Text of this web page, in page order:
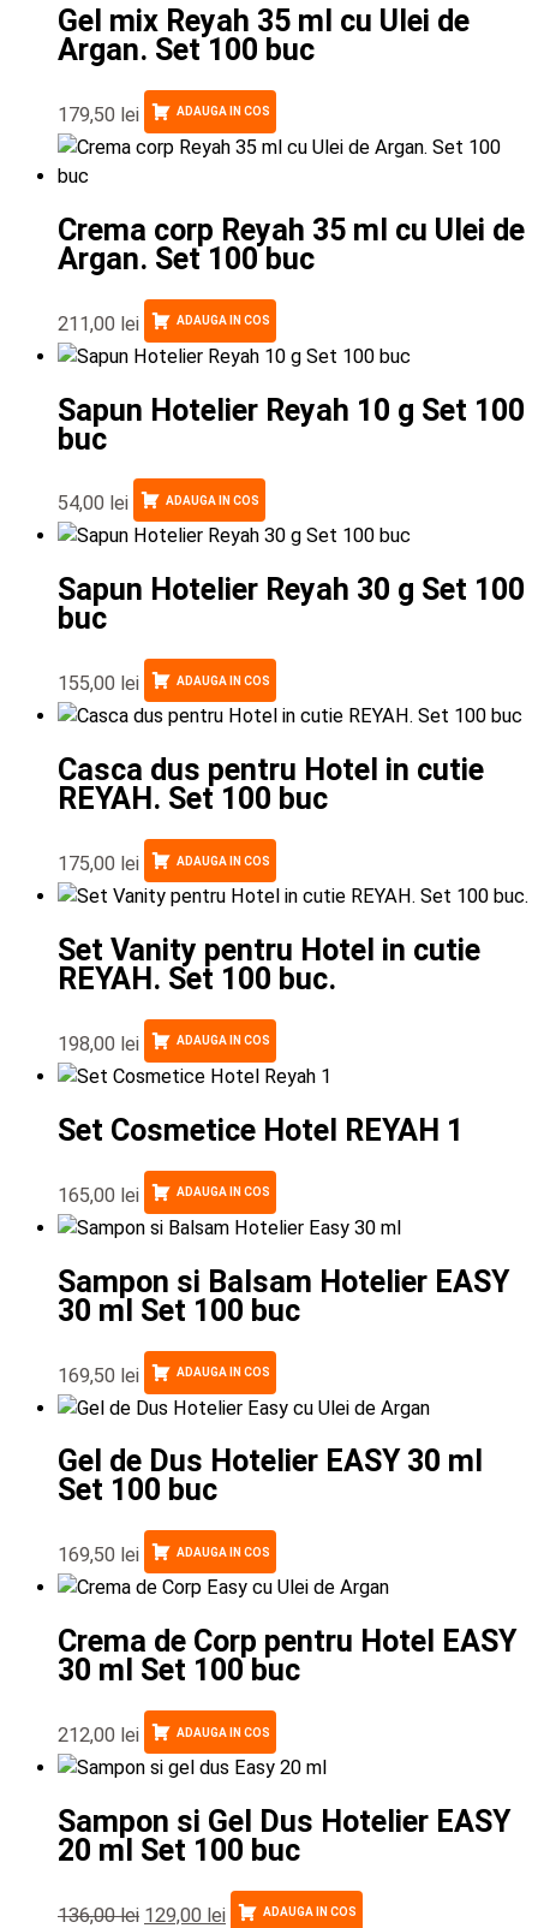
Gel mix Reyah 35 ml cu Ulei de
Argan. Set 100 buc
179,50 lei ADAUGA IN COS
Crema corp Reyah 35 ml cu Ulei de
Argan. Set 100 buc
211,00 lei ADAUGA IN COS
Sapun Hotelier Reyah 10 g Set 100
buc
54,00 lei ADAUGA IN COS
Sapun Hotelier Reyah 30 g Set 100
buc
155,00 lei ADAUGA IN COS
Casca dus pentru Hotel in cutie
REYAH. Set 100 buc
175,00 lei ADAUGA IN COS
Set Vanity pentru Hotel in cutie
REYAH. Set 100 buc.
198,00 lei ADAUGA IN COS
Set Cosmetice Hotel REYAH 1
165,00 lei ADAUGA IN COS
Sampon si Balsam Hotelier EASY
30 ml Set 100 buc
169,50 lei ADAUGA IN COS
Gel de Dus Hotelier EASY 30 ml
Set 100 buc
169,50 lei ADAUGA IN COS
Crema de Corp pentru Hotel EASY
30 ml Set 100 buc
212,00 lei ADAUGA IN COS
Sampon si Gel Dus Hotelier EASY
20 ml Set 100 buc
136,00lei 129,00 lei ADAUGA IN COS